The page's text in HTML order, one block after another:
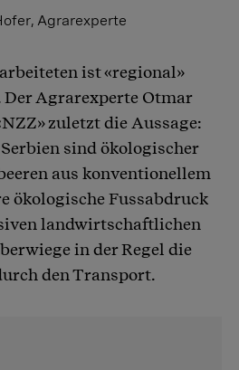
Agrarexperte
ist «regional»
Agrarexperte Otmar
zuletzt die Aussage:
sind ökologischer
aus konventionellem
ökologische Fussabdruck
landwirtschaftlichen
in der Regel die
den Transport.